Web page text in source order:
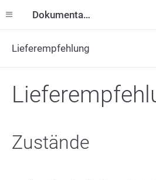
Dokumentation
Lieferempfehlung
Zustände